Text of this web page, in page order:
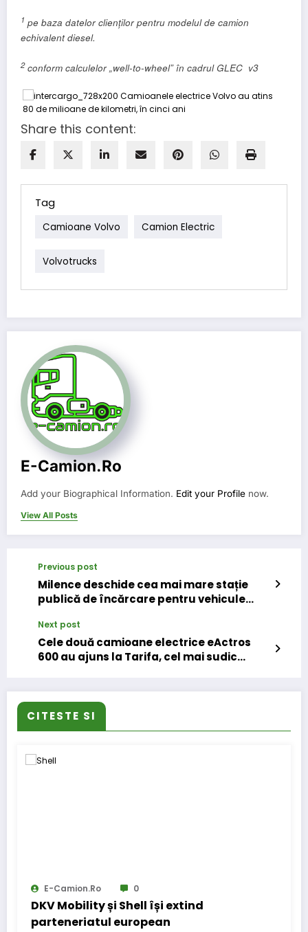
1 pe baza datelor clienților pentru modelul de camion
echivalent diesel.
2conform calculelor „well-to-wheel” în cadrul GLEC v3
Share this content:
Tag
Camioane Volvo Camion Electric
Volvotrucks
E-Camion.ro
Add your Biographical Information. Edit your Profile now.
View All Posts
Previous post
Milence deschide cea mai mare stație
publică de încărcare pentru vehicule
Next post
Cele două camioane electrice eActros
600 au ajuns la Tarifa, cel mai sudic
CITESTE SI
E-Camion.ro 0
DKV Mobility și Shell își extind
parteneriatul european